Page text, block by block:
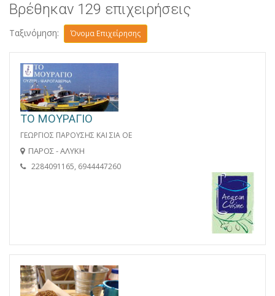
Βρέθηκαν 129 επιχειρήσεις
Ταξινόμηση: Όνομα Επιχείρησης
ΤΟ ΜΟΥΡΑΓΙΟ
ΓΕΩΡΓΙΟΣ ΠΑΡΟΥΣΗΣ ΚΑΙ ΣΙΑ ΟΕ
ΠΑΡΟΣ - ΑΛΥΚΗ
2284091165, 6944447260